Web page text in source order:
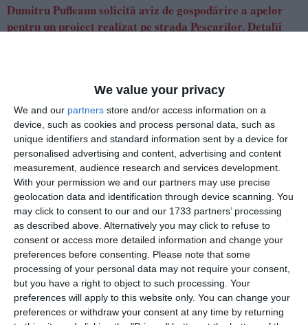
We value your privacy
We and our partners store and/or access information on a
device, such as cookies and process personal data, such as
unique identifiers and standard information sent by a device for
personalised advertising and content, advertising and content
measurement, audience research and services development.
With your permission we and our partners may use precise
geolocation data and identification through device scanning. You
may click to consent to our and our 1733 partners’ processing
as described above. Alternatively you may click to refuse to
consent or access more detailed information and change your
preferences before consenting.
Please note that some
processing of your personal data may not require your consent,
but you have a right to object to such processing. Your
preferences will apply to this website only. You can change your
preferences or withdraw your consent at any time by returning
Dumitru Pufleanu solicită aviz de gospodărire a apelor
pentru un proiect realizat pe strada Pescarilor. Detalii
Dumitru Pufleanu aşteaptă răspuns de la APM Constanţa
pentru un PUZ care vizează zona Faleză Nord (document)